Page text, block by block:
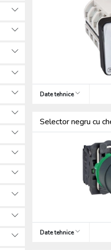
Date tehnice
Selector negru cu
Date tehnice